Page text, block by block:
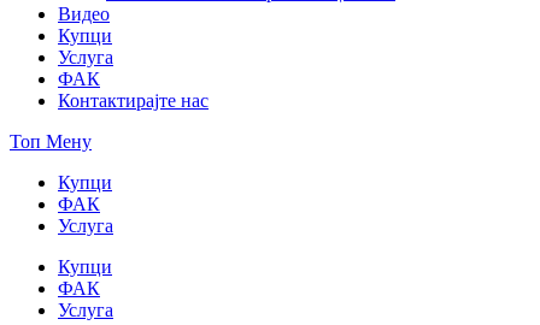
Видео
Купци
Услуга
ФАК
Контактирајте нас
Топ Мену
Купци
ФАК
Услуга
Купци
ФАК
Услуга